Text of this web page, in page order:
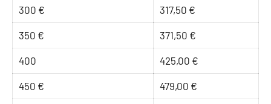
300 € 317,50 €
350 € 371,50 €
400 425,00 €
450 € 479,00 €